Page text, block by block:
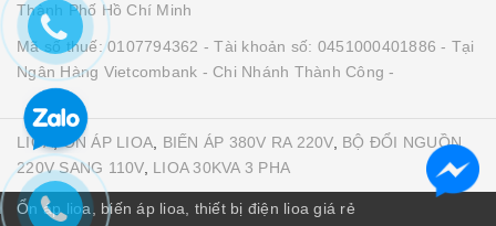
Thành Phố Hồ Chí Minh
Mã số thuế: 0107794362 - Tài khoản số: 0451000401886 - Tại
Ngân Hàng Vietcombank - Chi Nhánh Thành Công -
LIOA ỔN ÁP LIOA BIẾN ÁP 380V RA 220V, BỘ ĐỔI NGUỒN
220V SANG 110V, LIOA 30KVA 3 PHA
Ổn áp lioa, biến áp lioa, thiết bị điện lioa giá rẻ